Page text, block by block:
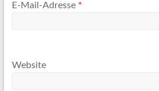
E-Mail-Adresse *
Website